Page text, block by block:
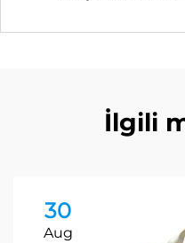
İlgili
30
Aug